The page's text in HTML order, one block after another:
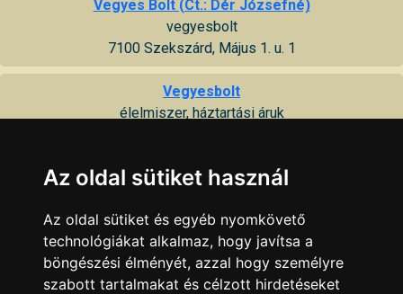
Vegyes Bolt (Ct.: Dér Józsefné)
vegyesbolt
7100 Szekszárd, Május 1. u. 1
Vegyesbolt
élelmiszer, háztartási áruk
Zöldség Gyümölcs
7100 Szekszárd, Wesselényi u. 16
Zöldség Gyümölcs
7100 Szekszárd, Béri Balogh Ádám u. 102
Az oldal sütiket használ
Az oldal sütiket és egyéb nyomkövető
technológiákat alkalmaz, hogy javítsa a
böngészési élményét, azzal hogy személyre
szabott tartalmakat és célzott hirdetéseket